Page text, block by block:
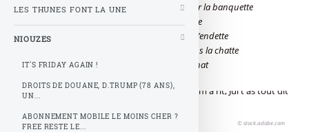
Fais pas d’boulettes dans l’Urus, elle coûte cher la banquette
Et c’qu’ont fait les alloc’, t’inquiète, j’les ai en tête
Ici si on t’rend un service, c’est qu’au fond on t’endette
La gadji elle fume du shit, elle a tout caché dans la chatte
Et ça vend du hashish, en masqué sur Snapchat
© stock.adobe.com
LES THUNES FONT LA UNE
NIOUZES
IT'S FRIDAY AGAIN !
DROITS DE DOUANE, D.TRUMP (78 ANS),
UN...
ABONNEMENT MOBILE LE MOINS CHER ?
FREE RESTE LE...